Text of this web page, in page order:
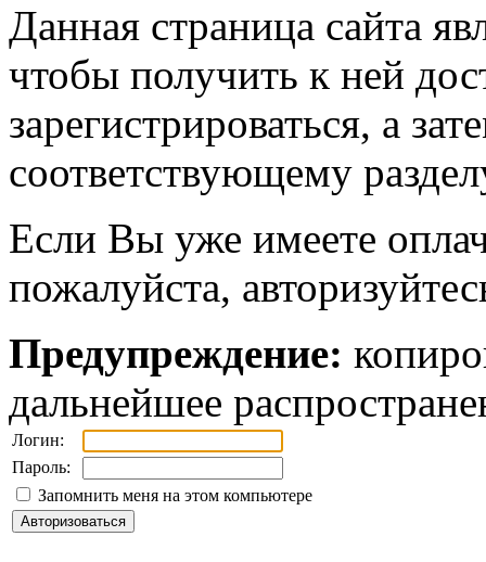
Данная страница сайта
чтобы получить к ней
зарегистрироваться, а
соответствующему
Если Вы уже имеете
пожалуйста,
Предупреждение:
дальнейшее
Логин:
Пароль:
Запомнить меня на этом компьютере